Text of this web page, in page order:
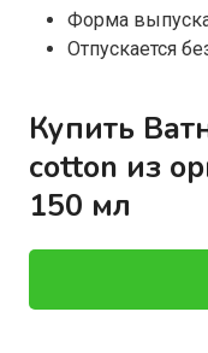
Форма
Отпускается
Купить
cotton из
150 мл